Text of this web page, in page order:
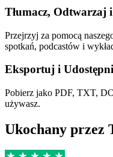
Tłumacz, Odtwarzaj
Przejrzyj za pomocą
spotkań, podcastów i
Eksportuj i
Pobierz jako PDF, TXT,
używasz.
Ukochany przez